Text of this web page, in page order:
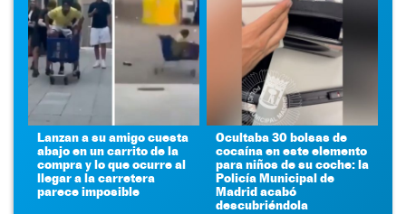
Lanzan a su amigo cuesta
abajo en un carrito de la
compra y lo que ocurre al
llegar a la carretera
parece imposible
Ocultaba 30 bolsas de
cocaína en este elemento
para niños de su coche: la
Policía Municipal de
Madrid acabó
descubriéndola